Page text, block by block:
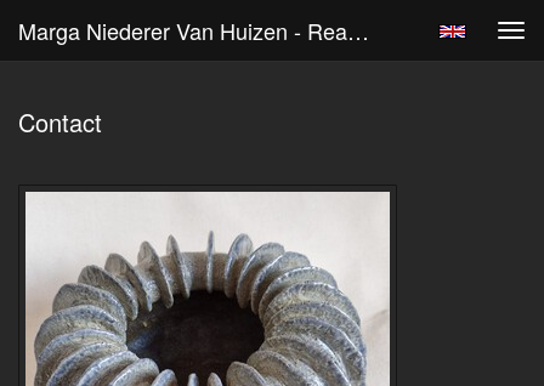
Marga Niederer Van Huizen - Reageer
Contact